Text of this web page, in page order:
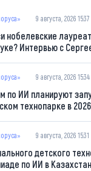
9 августа, 2026 15:37
нобелевские
Интервью с
9 августа, 2026 15:34
по ИИ планируют
технопарке в
9 августа, 2026 15:31
детского
по ИИ в